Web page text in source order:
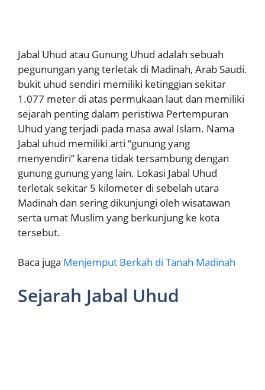
Jabal Uhud atau Gunung Uhud adalah sebuah
pegunungan yang terletak di Madinah, Arab Saudi.
bukit uhud sendiri memiliki ketinggian sekitar
1.077 meter di atas permukaan laut dan memiliki
sejarah penting dalam peristiwa Pertempuran
Uhud yang terjadi pada masa awal Islam. Nama
Jabal uhud memiliki arti “gunung yang
menyendiri” karena tidak tersambung dengan
gunung gunung yang lain. Lokasi Jabal Uhud
terletak sekitar 5 kilometer di sebelah utara
Madinah dan sering dikunjungi oleh wisatawan
serta umat Muslim yang berkunjung ke kota
tersebut.
Baca juga Menjemput Berkah di Tanah Madinah
Sejarah Jabal Uhud